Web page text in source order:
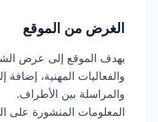
الغرض من الموقع
يهدف الموقع إلى عرض
والفعاليات المهنية،
والمراسلة بين الأطراف.
المعلومات المنشورة على